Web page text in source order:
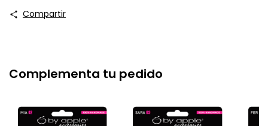
Compartir
Complementa tu pedido